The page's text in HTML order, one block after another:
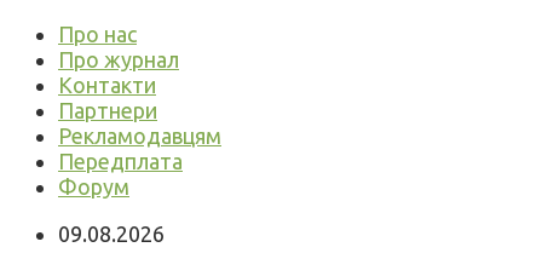
Про нас
Про журнал
Контакти
Партнери
Рекламодавцям
Передплата
Форум
09.08.2026